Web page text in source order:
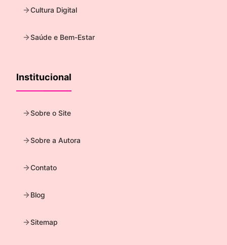
Cultura Digital
Saúde e Bem-Estar
Institucional
Sobre o Site
Sobre a Autora
Contato
Blog
Sitemap